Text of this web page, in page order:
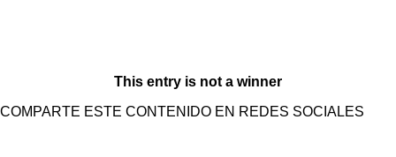
This entry is not a winner
COMPARTE ESTE CONTENIDO EN REDES SOCIALES